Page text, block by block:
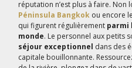
réputation n’est plus à faire.
Péninsula Bangkok ou encore le
qui figurent régulièrement parmi
monde. Le personnel aux petits
séjour exceptionnel dans des
capitale bouillonnante.